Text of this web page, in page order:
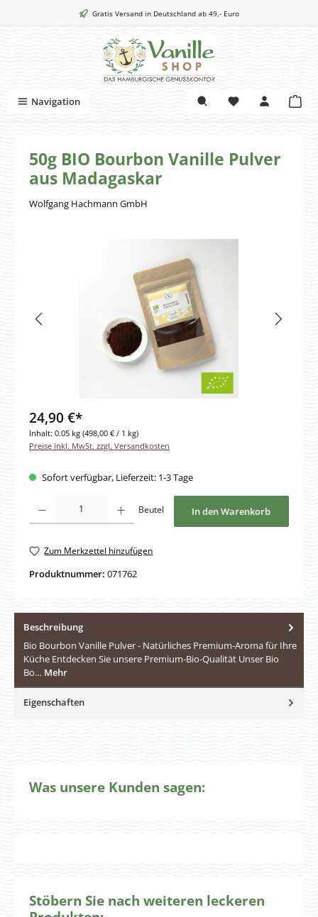
Zum Hauptinhalt springenGratis Versand in Deutschland ab 49,- Euro
Navigation
50g BIO Bourbon Vanille Pulver
aus Madagaskar
Wolfgang Hachmann GmbH
24,90 €*
Inhalt: 0.05 kg (498,00 € / 1 kg)
Preise inkl. MwSt. zzgl. Versandkosten
Sofort verfügbar, Lieferzeit: 1-3 Tage
Produkt Anzahl: Gib den gewünschten Wert ein oder benutze die
Beutel In den Warenkorb
Zum Merkzettel hinzufügen
Produktnummer: 071762
Beschreibung
Bio Bourbon Vanille Pulver - Natürliches Premium-Aroma für Ihre
Küche Entdecken Sie unsere Premium-Bio-Qualität Unser Bio
Bo… Mehr
Eigenschaften
Was unsere Kunden sagen:
Stöbern Sie nach weiteren leckeren